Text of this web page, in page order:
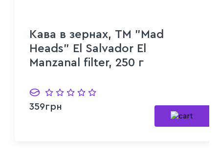
Кава в зернах, ТМ "Mad
Heads" El Salvador El
Manzanal filter, 250 г
359грн